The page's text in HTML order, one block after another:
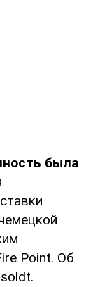
была
Point. Об